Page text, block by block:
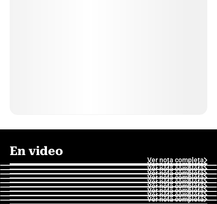
En video
Ver nota completa
Ver nota completa
Ver nota completa
Ver nota completa
Ver nota completa
Ver nota completa
Ver nota completa
Ver nota completa
Ver nota completa
Ver nota completa